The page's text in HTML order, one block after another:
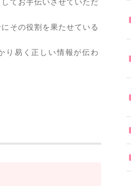
てお手伝いさせていただ
その役割を果たせている
り易く正しい情報が伝わ